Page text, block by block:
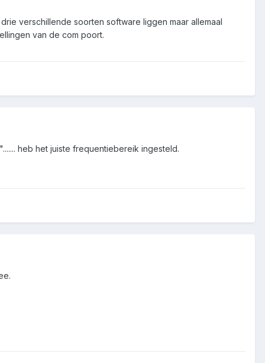
verschillende soorten software liggen maar allemaal
van de com poort.
heb het juiste frequentiebereik ingesteld.